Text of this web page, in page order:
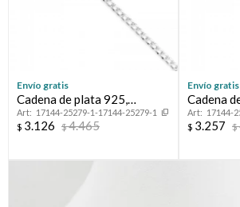
Envío gratis
Cadena de plata 925,
GRUMETTE, 45 cm.
17144-25279-1-17144-25279-1
$ 3.126 $4.465
Envío gratis
Cadena
17144-
$ 3.257 $